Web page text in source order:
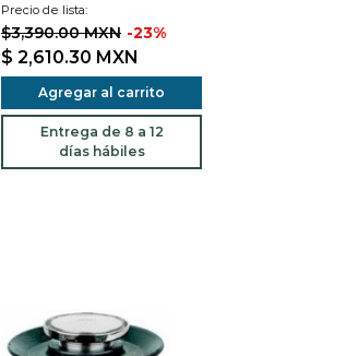
Precio de lista:
$3,390.00 MXN -23%
$ 2,610.30 MXN
Agregar al carrito
Entrega de 8 a 12
días hábiles